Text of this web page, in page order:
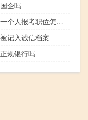
企吗
在公务员考试中只有一个人报考职位怎么办
记入诚信档案
规银行吗